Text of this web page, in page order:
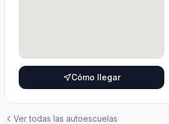
Cómo llegar
Ver todas las autoescuelas